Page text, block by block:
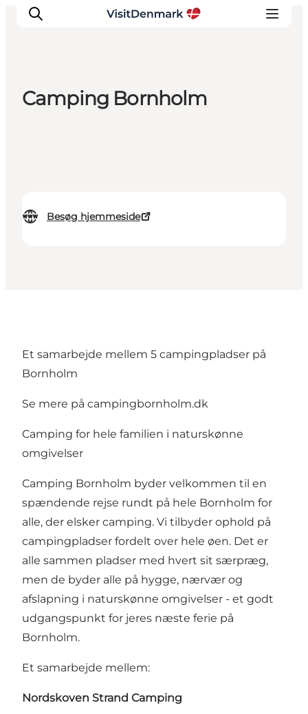
Camping Bornholm
Besøg hjemmeside
Et samarbejde mellem 5 campingpladser på
Bornholm
Se mere på campingbornholm.dk
Camping for hele familien i naturskønne
omgivelser
Camping Bornholm byder velkommen til en
spændende rejse rundt på hele Bornholm for
alle, der elsker camping. Vi tilbyder ophold på
campingpladser fordelt over hele øen. Det er
alle sammen pladser med hvert sit særpræg,
men de byder alle på hygge, nærvær og
afslapning i naturskønne omgivelser - et godt
udgangspunkt for jeres næste ferie på
Bornholm.
Et samarbejde mellem:
Nordskoven Strand Camping